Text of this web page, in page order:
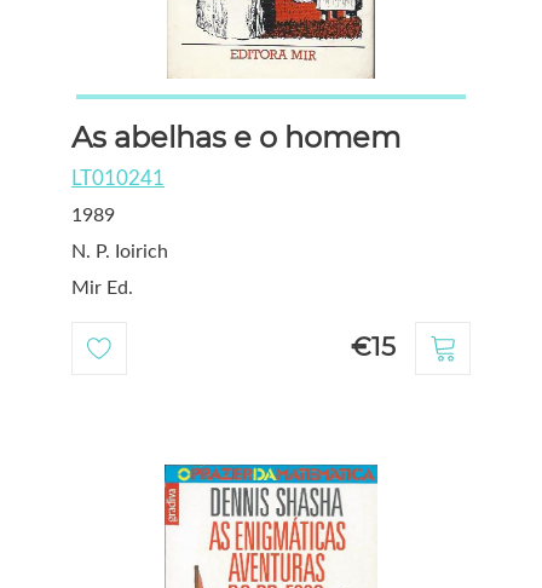
As abelhas e o homem
LT010241
1989
N. P. Ioirich
Mir Ed.
€15